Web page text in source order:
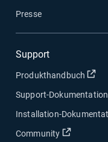
Presse
Support
Produkthandbuch In
Support-Dokumentation
Installation-
Community In neuem